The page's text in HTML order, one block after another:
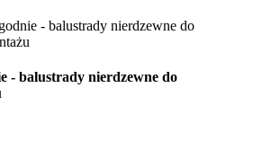
- balustrady nierdzewne do
- balustrady nierdzewne do